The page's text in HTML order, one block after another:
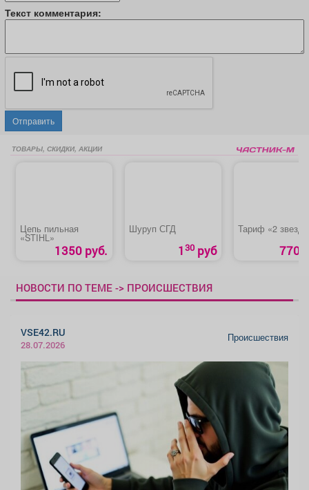
Текст комментария:
Отправить
ТОВАРЫ, СКИДКИ, АКЦИИ
Цепь пильная
«STIHL»
1350 руб.
Шуруп СГД
130 руб
Тариф «2
770
НОВОСТИ ПО ТЕМЕ -> ПРОИСШЕСТВИЯ
VSE42.RU
28.07.2026
Происшествия